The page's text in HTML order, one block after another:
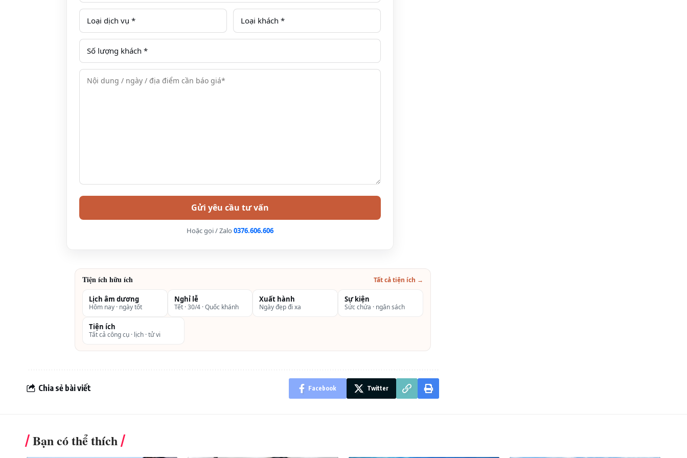
phương.
Đã bao gồm thuế, bảo hiểm & phí thắng cảnh tham quan Vịnh Hạ Long.
Điều kiện áp dụng:
Chương trình giá được áp dụng phù hợp theo số lượng khách từng đoàn và
phụ thuộc tình trạng tàu.
Combo 2 (3 ngày 2 đêm) du thuyền Syrena Cruises Hạ Long Quảng Ninh (4 sao)+ khách sạn
01 đêm nghỉ trên du thuyền Syrena 4* – 1 đêm nghỉ tại khách sạn Hạ Long
Hoặc gọi / Zalo 0376.606.606
Tiện ích hữu ích Tất cả tiện ích →
Lịch âm dương
Hôm nay · ngày tốt
Nghỉ lễ
Tết · 30/4 · Quốc khánh
Xuất hành
Ngày đẹp đi xa
Sự kiện
Sức chứa · ngân sách
Tiện ích
Tất cả công cụ · lịch · tử vi
Chia sẻ bài viết Facebook Twitter
Bạn có thể thích